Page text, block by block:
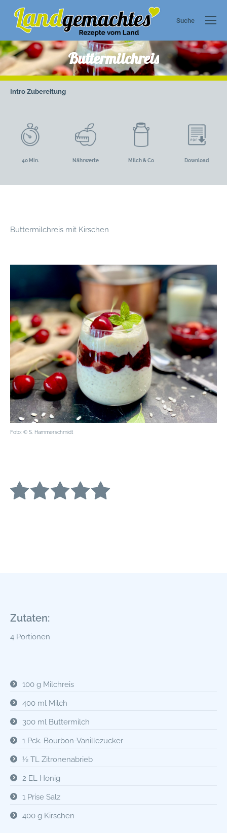
Search:
Suche
Buttermilchreis
Intro Zubereitung
40 Min. Nährwerte Milch & Co Download
Buttermilchreis mit Kirschen
Foto: © S. Hammerschmidt
Zutaten:
4 Portionen
100 g Milchreis
400 ml Milch
300 ml Buttermilch
1 Pck. Bourbon-Vanillezucker
½ TL Zitronenabrieb
2 EL Honig
1 Prise Salz
400 g Kirschen